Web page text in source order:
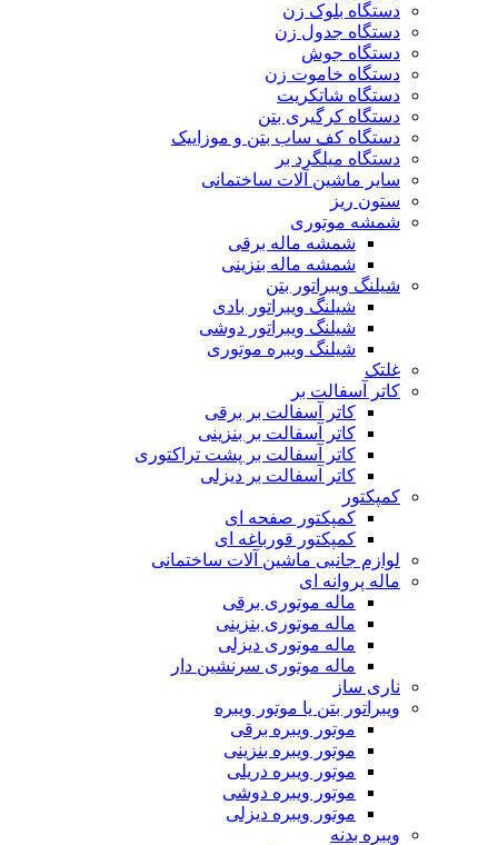
دستگاه بلوک زن
دستگاه جدول زن
دستگاه جوش
دستگاه خاموت زن
دستگاه شاتکریت
دستگاه کرگیری بتن
دستگاه کف ساب بتن و موزاییک
دستگاه میلگرد بر
سایر ماشین آلات ساختمانی
ستون ریز
شمشه موتوری
شمشه ماله برقی
شمشه ماله بنزینی
شیلنگ ویبراتور بتن
شیلنگ ویبراتور بادی
شیلنگ ویبراتور دوشی
شیلنگ ویبره موتوری
غلتک
کاتر آسفالت بر
کاتر آسفالت بر برقی
کاتر آسفالت بر بنزینی
کاتر آسفالت بر پشت تراکتوری
کاتر آسفالت بر دیزلی
کمپکتور
کمپکتور صفحه ای
کمپکتور قورباغه ای
لوازم جانبی ماشین آلات ساختمانی
ماله پروانه ای
ماله موتوری برقی
ماله موتوری بنزینی
ماله موتوری دیزلی
ماله موتوری سرنشین دار
ناری ساز
ویبراتور بتن یا موتور ویبره
موتور ویبره برقی
موتور ویبره بنزینی
موتور ویبره دریلی
موتور ویبره دوشی
موتور ویبره دیزلی
ویبره بدنه